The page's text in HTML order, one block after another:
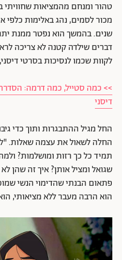
טהור ומנחם מהמציאות
מכור לסמים, נהג באלימות כלפי
שנים. בהמשך הוא נפטר ממנת
דברים שילדה קטנה לא צריכה
לקוות שכמו לנסיכות בסרטי
>> כמה סטייל, כמה דרמה:
דיסני
החל מגיל ההתבגרות ותוך כדי
החלה לשאול את עצמה שאלות.
תמיד כל כך רזות ומושלמות?
שגואל ומציל אותן? איך זה שהן
פתאום הבנתי שהדימוי הנשי
הוא הרבה מעבר ללא מציאותי,